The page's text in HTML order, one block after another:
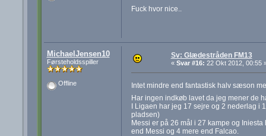
Fuck hvor nice..
MichaelJensen10
Førsteholdsspiller
Offline
Sv: Glædestråden FM13
« Svar #16: 22 Okt 2012, 00:55
Intet mindre end fantastisk halv sæson
Har ingen indkøb lavet da jeg mener de
I Ligaen har jeg 17 sejre og 2 nederlag i
pladsen)
Messi er på 26 mål i 27 kampe og
end Messi og 4 mere end Falcao.